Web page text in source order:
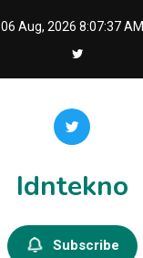
06 Aug, 2026 8:07:38 AM
Idntekno
Subscribe